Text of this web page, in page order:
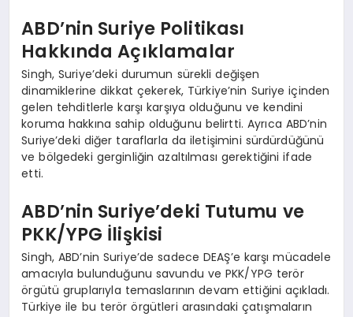
ABD’nin Suriye Politikası
Hakkında Açıklamalar
Singh, Suriye’deki durumun sürekli değişen
dinamiklerine dikkat çekerek, Türkiye’nin Suriye içinden
gelen tehditlerle karşı karşıya olduğunu ve kendini
koruma hakkına sahip olduğunu belirtti. Ayrıca ABD’nin
Suriye’deki diğer taraflarla da iletişimini sürdürdüğünü
ve bölgedeki gerginliğin azaltılması gerektiğini ifade
etti.
ABD’nin Suriye’deki Tutumu ve
PKK/YPG İlişkisi
Singh, ABD’nin Suriye’de sadece DEAŞ’e karşı mücadele
amacıyla bulunduğunu savundu ve PKK/YPG terör
örgütü gruplarıyla temaslarının devam ettiğini açıkladı.
Türkiye ile bu terör örgütleri arasındaki çatışmaların